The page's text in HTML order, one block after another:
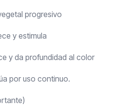
progresivo
y estimula
y da profundidad al color
por uso continuo.